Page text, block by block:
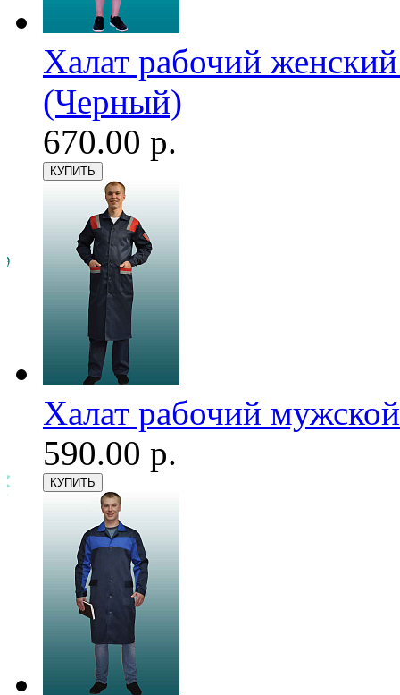
Халат рабочий
(Черный)
670.00 р.
Халат рабочий
590.00 р.